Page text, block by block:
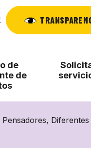
de
de
Pensadores,